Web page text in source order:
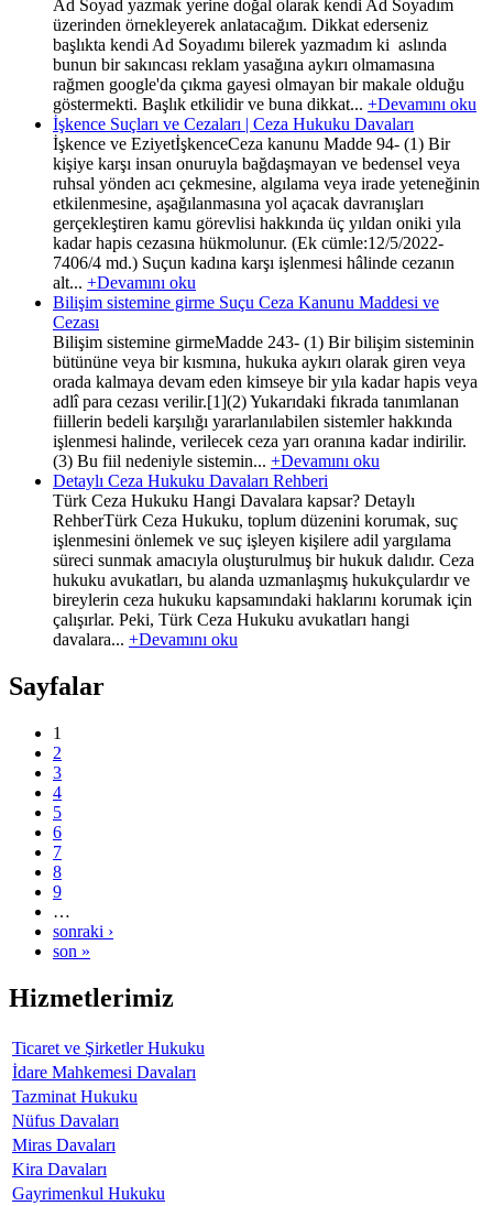
Ad Soyad yazmak yerine doğal olarak kendi Ad Soyadım
üzerinden örnekleyerek anlatacağım. Dikkat ederseniz
başlıkta kendi Ad Soyadımı bilerek yazmadım ki aslında
bunun bir sakıncası reklam yasağına aykırı olmamasına
rağmen google'da çıkma gayesi olmayan bir makale olduğu
göstermekti. Başlık etkilidir ve buna dikkat... +Devamını oku
İşkence Suçları ve Cezaları | Ceza Hukuku Davaları
İşkence ve EziyetİşkenceCeza kanunu Madde 94- (1) Bir
kişiye karşı insan onuruyla bağdaşmayan ve bedensel veya
ruhsal yönden acı çekmesine, algılama veya irade yeteneğinin
etkilenmesine, aşağılanmasına yol açacak davranışları
gerçekleştiren kamu görevlisi hakkında üç yıldan oniki yıla
kadar hapis cezasına hükmolunur. (Ek cümle:12/5/2022-
7406/4 md.) Suçun kadına karşı işlenmesi hâlinde cezanın
alt... +Devamını oku
Bilişim sistemine girme Suçu Ceza Kanunu Maddesi ve
Cezası
Bilişim sistemine girmeMadde 243- (1) Bir bilişim sisteminin
bütününe veya bir kısmına, hukuka aykırı olarak giren veya
orada kalmaya devam eden kimseye bir yıla kadar hapis veya
adlî para cezası verilir.[1](2) Yukarıdaki fıkrada tanımlanan
fiillerin bedeli karşılığı yararlanılabilen sistemler hakkında
işlenmesi halinde, verilecek ceza yarı oranına kadar indirilir.
(3) Bu fiil nedeniyle sistemin... +Devamını oku
Detaylı Ceza Hukuku Davaları Rehberi
Türk Ceza Hukuku Hangi Davalara kapsar? Detaylı
RehberTürk Ceza Hukuku, toplum düzenini korumak, suç
işlenmesini önlemek ve suç işleyen kişilere adil yargılama
süreci sunmak amacıyla oluşturulmuş bir hukuk dalıdır. Ceza
hukuku avukatları, bu alanda uzmanlaşmış hukukçulardır ve
bireylerin ceza hukuku kapsamındaki haklarını korumak için
çalışırlar. Peki, Türk Ceza Hukuku avukatları hangi
davalara... +Devamını oku
Sayfalar
1
2
3
4
5
6
7
8
9
…
sonraki ›
son »
Hizmetlerimiz
Ticaret ve Şirketler Hukuku
İdare Mahkemesi Davaları
Tazminat Hukuku
Nüfus Davaları
Miras Davaları
Kira Davaları
Gayrimenkul Hukuku